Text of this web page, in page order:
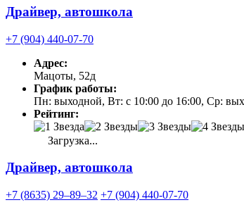
Драйвер, автошкола
+7 (904) 440-07-70
Адрес:
Мацоты, 52д
График работы:
Пн: выходной, Вт: с 10:00 до 16:00, Ср:
Рейтинг:
Загрузка...
Драйвер, автошкола
+7 (8635) 29‒89‒32 +7 (904) 440-07-70